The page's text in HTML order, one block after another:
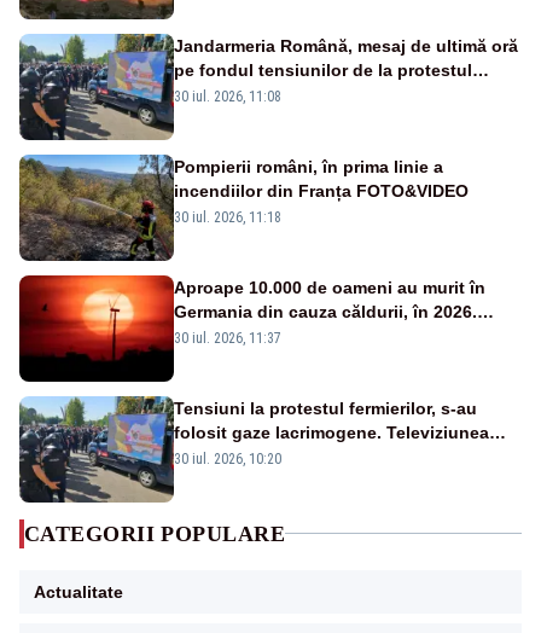
Jandarmeria Română, mesaj de ultimă oră
pe fondul tensiunilor de la protestul
masiv al fermierilor - VIDEO
30 iul. 2026, 11:08
Pompierii români, în prima linie a
incendiilor din Franța FOTO&VIDEO
30 iul. 2026, 11:18
Aproape 10.000 de oameni au murit în
Germania din cauza căldurii, în 2026.
Bilanț record
30 iul. 2026, 11:37
Tensiuni la protestul fermierilor, s-au
folosit gaze lacrimogene. Televiziunea
Poporului face apel la calm – LIVE TEXT
30 iul. 2026, 10:20
CATEGORII POPULARE
Actualitate